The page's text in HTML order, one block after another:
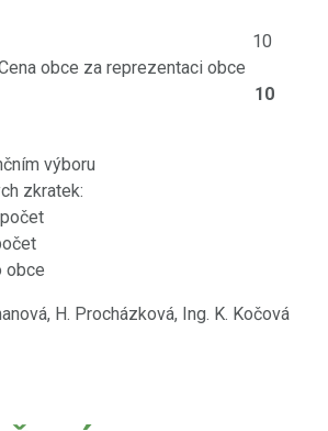
5494 10
za reprezentaci obce
10
výboru
zkratek:
obce
H. Procházková, Ing. K. Kočová